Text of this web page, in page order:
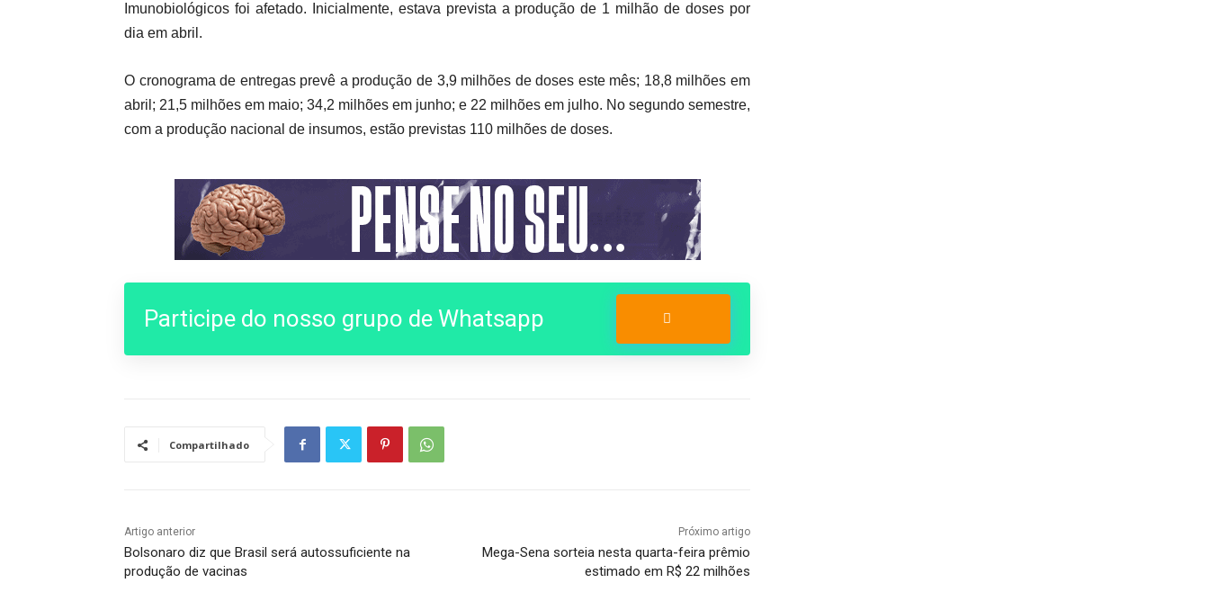
Imunobiológicos foi afetado. Inicialmente, estava prevista a produção de 1 milhão de doses por
dia em abril.
O cronograma de entregas prevê a produção de 3,9 milhões de doses este mês; 18,8 milhões em
abril; 21,5 milhões em maio; 34,2 milhões em junho; e 22 milhões em julho. No segundo semestre,
com a produção nacional de insumos, estão previstas 110 milhões de doses.
Participe do nosso grupo de Whatsapp
Compartilhado
Artigo anterior
Bolsonaro diz que Brasil será autossuficiente na
produção de vacinas
Próximo artigo
Mega-Sena sorteia nesta quarta-feira prêmio
estimado em R$ 22 milhões